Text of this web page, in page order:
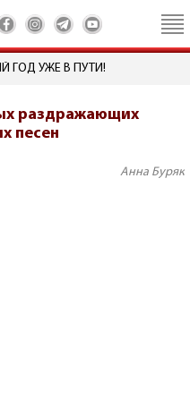
ГОД УЖЕ В ПУТИ!
раздражающих
песен
Анна Буряк